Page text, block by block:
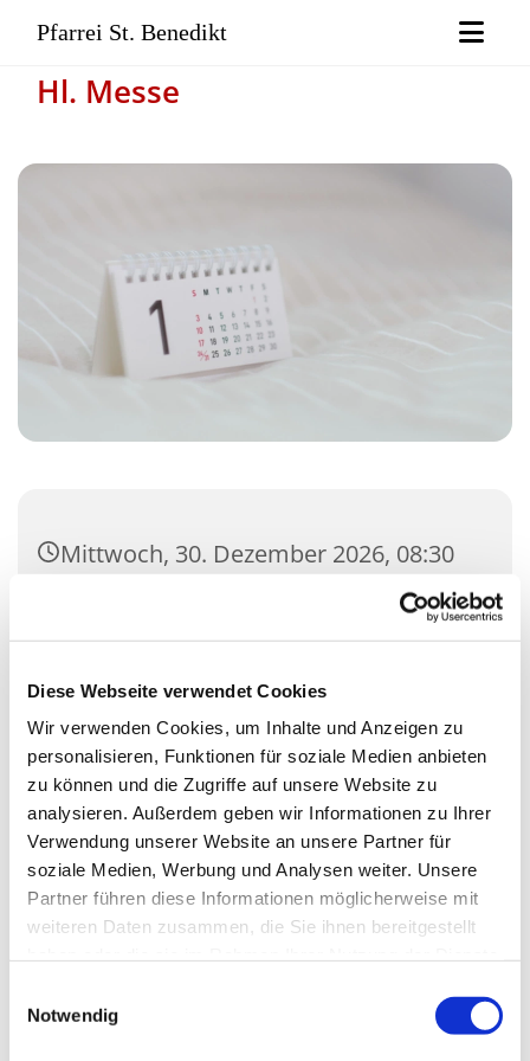
Diese Webseite verwendet Cookies
Wir verwenden Cookies, um Inhalte und Anzeigen zu
personalisieren, Funktionen für soziale Medien anbieten
zu können und die Zugriffe auf unsere Website zu
analysieren. Außerdem geben wir Informationen zu Ihrer
Verwendung unserer Website an unsere Partner für
soziale Medien, Werbung und Analysen weiter. Unsere
Partner führen diese Informationen möglicherweise mit
weiteren Daten zusammen, die Sie ihnen bereitgestellt
Notwendig
Pfarrei St. Benedikt
Hl. Messe
Mittwoch, 30. Dezember 2026, 08:30
Empfängnis, Wasserstr. 7, 15806
Zossen